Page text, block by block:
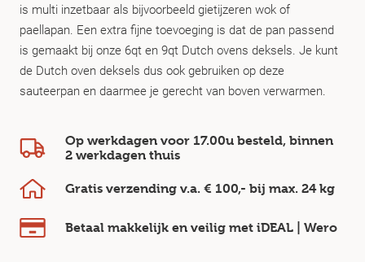
is multi inzetbaar als bijvoorbeeld gietijzeren wok of
paellapan. Een extra fijne toevoeging is dat de pan passend
is gemaakt bij onze 6qt en 9qt Dutch ovens deksels. Je kunt
de Dutch oven deksels dus ook gebruiken op deze
sauteerpan en daarmee je gerecht van boven verwarmen.
Op werkdagen voor 17.00u besteld, binnen
2 werkdagen thuis
Gratis verzending v.a. € 100,- bij max. 24 kg
Betaal makkelijk en veilig met iDEAL | Wero